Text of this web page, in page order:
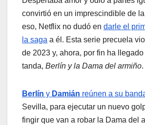
convirtió en un imprescindible de
eso, Netflix no dudó en darle el
la saga a él. Esta serie precuela
de 2023 y, ahora, por fin ha
tanda, Berlín y la Dama del armiño.
Berlín y Damián reúnen a su
Sevilla, para ejecutar un nuevo
fingir que van a robar la Dama del